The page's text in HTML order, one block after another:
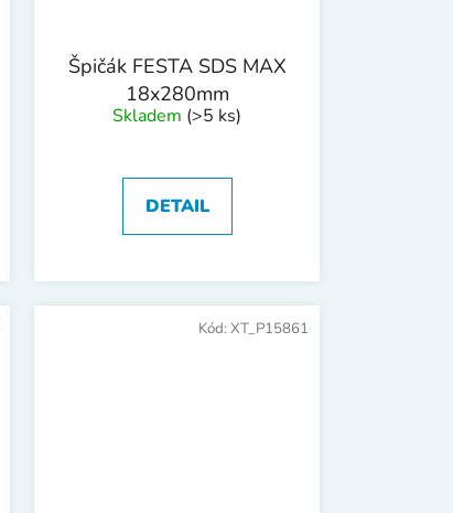
Špičák FESTA SDS MAX
18x280mm
Skladem (>5 ks)
DETAIL
Kód: XT_P15861